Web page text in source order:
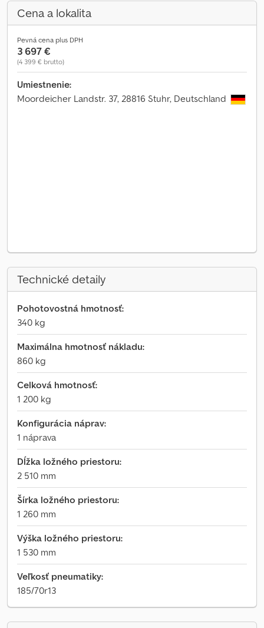
Cena a lokalita
Pevná cena plus DPH
3 697 €
(4 399 € brutto)
Umiestnenie:
Moordeicher Landstr. 37, 28816 Stuhr, Deutschland
Technické detaily
Pohotovostná hmotnosť:
340 kg
Maximálna hmotnosť nákladu:
860 kg
Celková hmotnosť:
1 200 kg
Konfigurácia náprav:
1 náprava
Dĺžka ložného priestoru:
2 510 mm
Šírka ložného priestoru:
1 260 mm
Výška ložného priestoru:
1 530 mm
Veľkosť pneumatiky:
185/70r13